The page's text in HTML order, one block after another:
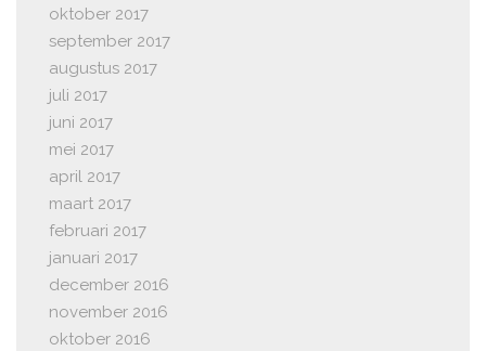
oktober 2017
september 2017
augustus 2017
juli 2017
juni 2017
mei 2017
april 2017
maart 2017
februari 2017
januari 2017
december 2016
november 2016
oktober 2016